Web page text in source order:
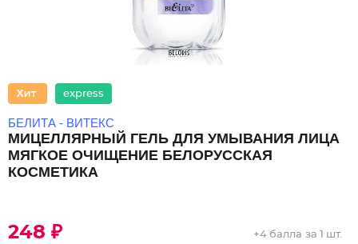
express
БЕЛИТА - ВИТЕКС
МИЦЕЛЛЯРНЫЙ ГЕЛЬ ДЛЯ УМЫВАНИЯ ЛИЦА
МЯГКОЕ ОЧИЩЕНИЕ БЕЛОРУССКАЯ
КОСМЕТИКА
248 ₽ +4 балла за 1 шт.